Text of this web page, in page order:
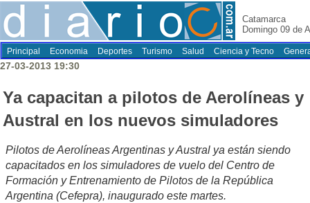
Catamarca
Domingo 09 de
Principal Economia Deportes Turismo Salud Ciencia y Tecno
27-03-2013 19:30
Ya capacitan a pilotos de Aerolíneas y
Austral en los nuevos simuladores
Pilotos de Aerolíneas Argentinas y Austral ya están siendo
capacitados en los simuladores de vuelo del Centro de
Formación y Entrenamiento de Pilotos de la República
Argentina (Cefepra), inaugurado este martes.